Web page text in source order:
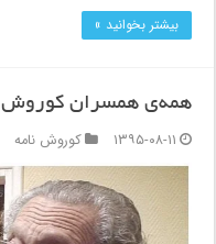
بیشتر بخوانید »
همه‌ی همسران کوروش
۱۳۹۵-۰۸-۱۱
کوروش نامه